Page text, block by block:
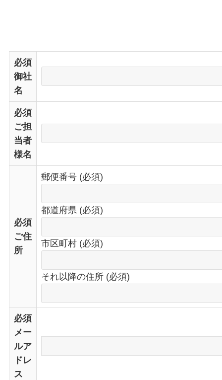
必須
御社
名
必須
ご担
当者
様名
必須
ご住
所
郵便番号 (必須)
都道府県 (必須)
市区町村 (必須)
それ以降の住所 (必須)
必須
メー
ルア
ドレ
ス